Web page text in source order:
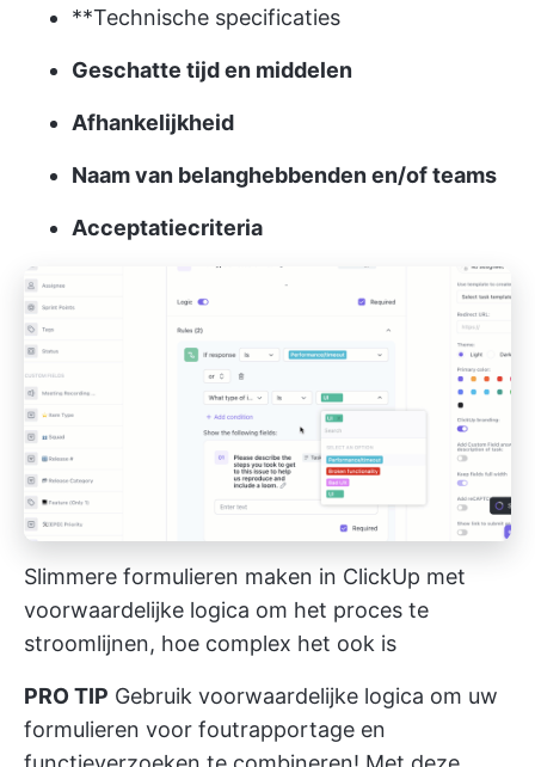
**Technische specificaties
Geschatte tijd en middelen
Afhankelijkheid
Naam van belanghebbenden en/of teams
Acceptatiecriteria
Slimmere formulieren maken in ClickUp met
voorwaardelijke logica om het proces te
stroomlijnen, hoe complex het ook is
PRO TIP Gebruik voorwaardelijke logica om uw
formulieren voor foutrapportage en